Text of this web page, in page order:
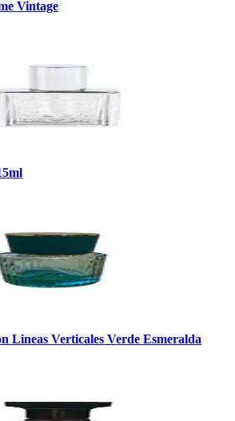
Vintage
Lineas Verticales Verde Esmeralda